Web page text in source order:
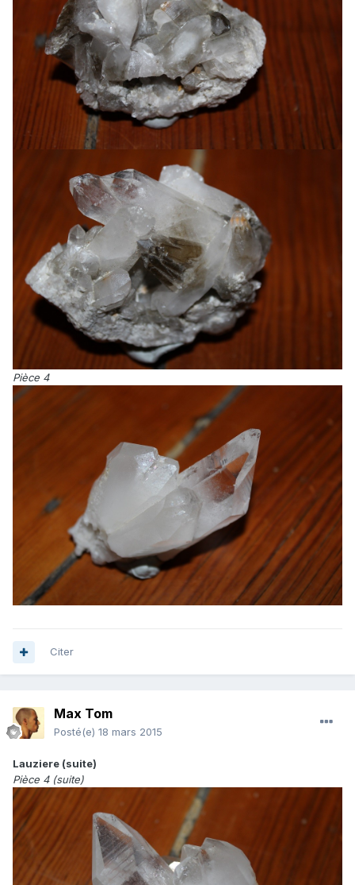
Pièce 4
Citer
Max Tom
Posté(e) 18 mars 2015
Lauziere (suite)
Pièce 4 (suite)